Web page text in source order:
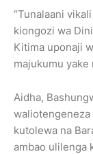
“Tunalaani
kiongozi wa
Kitima uponaji
majukumu yake
Aidha,
waliotengeneza
kutolewa na
ambao ulilenga